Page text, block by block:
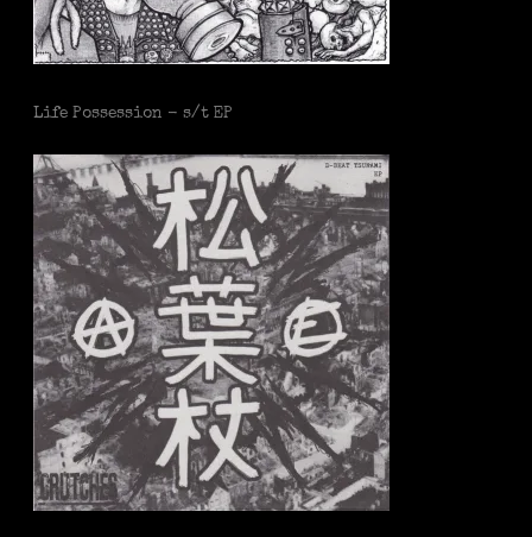
Life Possession - s/t EP